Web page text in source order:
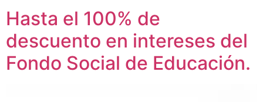
Hasta el 100% de
descuento en intereses del
Fondo Social de Educación.